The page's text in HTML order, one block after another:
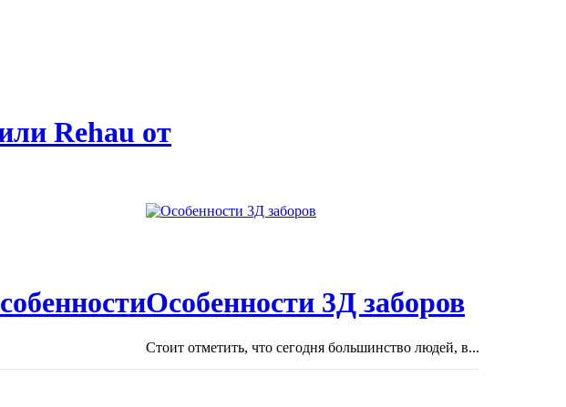
Rehau от
Особенности 3Д заборов
Стоит отметить, что сегодня большинство людей, в...